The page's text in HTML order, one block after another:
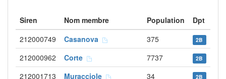
Siren Nom membre Population
Dpt
212000749
Casanova 375 2B
212000962 Corte 7737 2B
212001713 Muracciole 34 2B